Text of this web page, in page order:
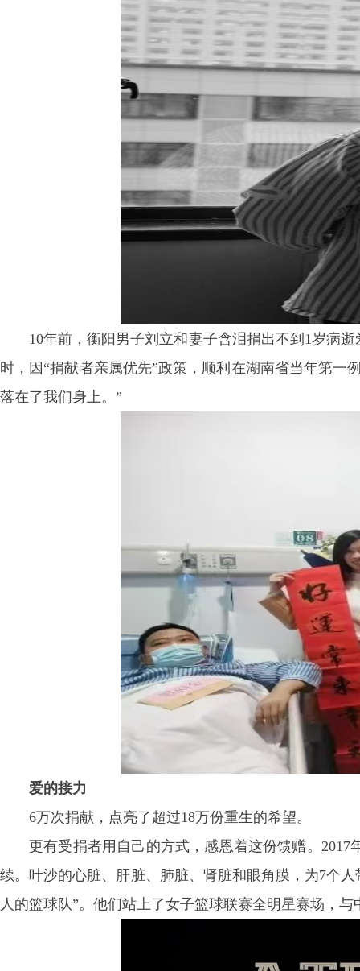
10年前，衡阳男子刘立和妻子含泪捐出不到1岁病
时，因“捐献者亲属优先”政策，顺利在湖南省当年第
落在了我们身上。”
爱的接力
6万次捐献，点亮了超过18万份重生的希望。
更有受捐者用自己的方式，感恩着这份馈赠。
续。叶沙的心脏、肝脏、肺脏、肾脏和眼角膜，为7个
人的篮球队”。他们站上了女子篮球联赛全明星赛场，